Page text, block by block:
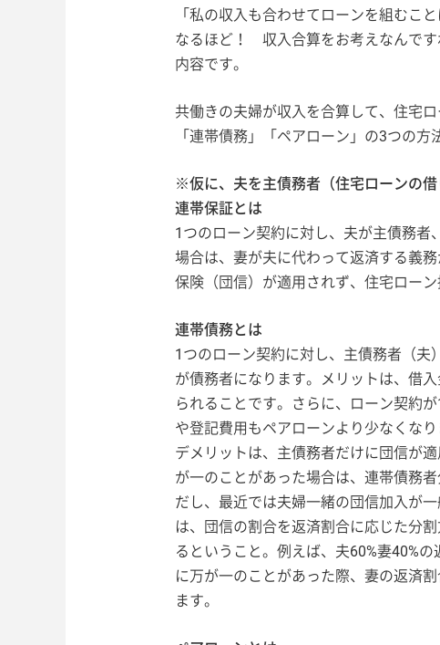
「私の収入も合わせてローンを組むこ
なるほど！ 収入合算をお考えなんで
内容です。
共働きの夫婦が収入を合算して、住宅
「連帯債務」「ペアローン」の3つの方
※仮に、夫を主債務者（住宅ローンの借
連帯保証とは
1つのローン契約に対し、夫が主債務者
場合は、妻が夫に代わって返済する義
保険（団信）が適用されず、住宅ローン
連帯債務とは
1つのローン契約に対し、主債務者（
が債務者になります。メリットは、借
られることです。さらに、ローン契約
や登記費用もペアローンより少なくなり
デメリットは、主債務者だけに団信が
が一のことがあった場合は、連帯債務
だし、最近では夫婦一緒の団信加入が
は、団信の割合を返済割合に応じた分
るということ。例えば、夫60%妻40%
に万が一のことがあった際、妻の返済
ます。